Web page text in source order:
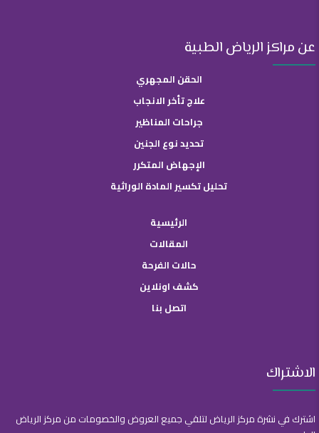
عن مراكز الرياض الطبية
الحقن المجهري
علاج تأخر الانجاب
جراحات المناظير
تحديد نوع الجنين
الإجهاض المتكرر
تحليل تكسير المادة الوراثية
الرئيسية
المقالات
حالات الفرحة
كشف اونلاين
اتصل بنا
الاشتراك
اشترك في نشرة مركز الرياض لتلقي جميع العروض والخصومات من مركز الرياض